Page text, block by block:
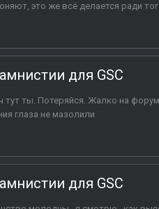
это же всё делается ради
для GSC
ты. Потеряйся. Жалко на
глаза не мазолили
для GSC